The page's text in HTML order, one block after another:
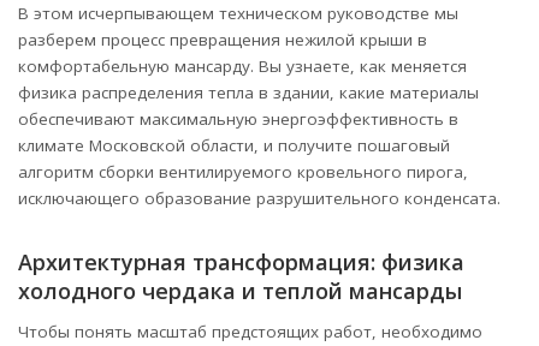
В этом исчерпывающем техническом руководстве мы
разберем процесс превращения нежилой крыши в
комфортабельную мансарду. Вы узнаете, как меняется
физика распределения тепла в здании, какие материалы
обеспечивают максимальную энергоэффективность в
климате Московской области, и получите пошаговый
алгоритм сборки вентилируемого кровельного пирога,
исключающего образование разрушительного конденсата.
Архитектурная трансформация: физика
холодного чердака и теплой мансарды
Чтобы понять масштаб предстоящих работ, необходимо